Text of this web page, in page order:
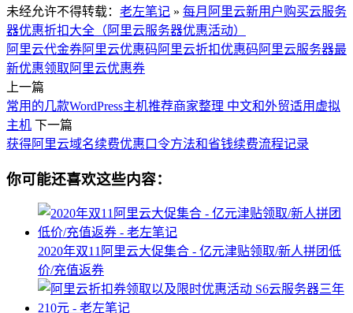
未经允许不得转载： 老左笔记 » 每月阿里云新用户购买云服务
器优惠折扣大全（阿里云服务器优惠活动）
阿里云代金券阿里云优惠码 阿里云折扣优惠码 阿里云服务器最
新优惠领取阿里云优惠券
上一篇
常用的几款WordPress主机推荐商家整理 中文和外贸适用虚拟
主机 下一篇
获得阿里云域名续费优惠口令方法和省钱续费流程记录
你可能还喜欢这些内容：
2020年双11阿里云大促集合 - 亿元津贴领取/新人拼团低
价/充值返券